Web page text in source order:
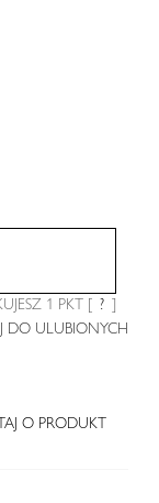
1 PKT [ ? ]
DO ULUBIONYCH
O PRODUKT